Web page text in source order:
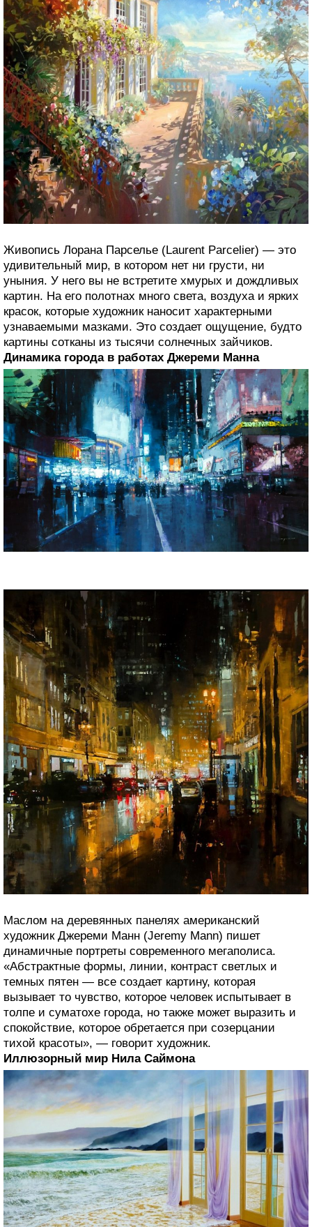
Живопись Лорана Парселье (Laurent Parcelier) — это
удивительный мир, в котором нет ни грусти, ни
уныния. У него вы не встретите хмурых и дождливых
картин. На его полотнах много света, воздуха и ярких
красок, которые художник наносит характерными
узнаваемыми мазками. Это создает ощущение, будто
картины сотканы из тысячи солнечных зайчиков.
Динамика города в работах Джереми Манна
Маслом на деревянных панелях американский
художник Джереми Манн (Jeremy Mann) пишет
динамичные портреты современного мегаполиса.
«Абстрактные формы, линии, контраст светлых и
темных пятен — все создает картину, которая
вызывает то чувство, которое человек испытывает в
толпе и суматохе города, но также может выразить и
спокойствие, которое обретается при созерцании
тихой красоты», — говорит художник.
Иллюзорный мир Нила Саймона